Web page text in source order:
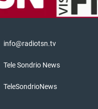
info@radiotsn.tv
Tele Sondrio News
TeleSondrioNews